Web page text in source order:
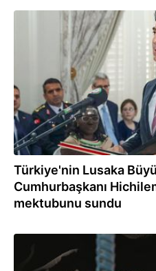
27.01.2025
Türkiye'nin Lusaka
Cumhurbaşkanı
mektubunu sundu
03.01.2025